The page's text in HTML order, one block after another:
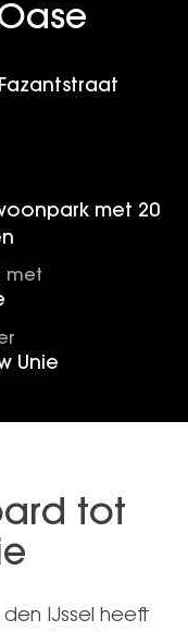
met 20
met
Unie
tot
IJssel heeft